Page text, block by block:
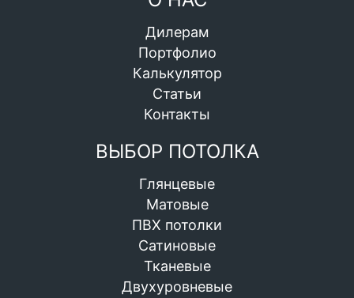
Дилерам
Портфолио
Калькулятор
Статьи
Контакты
ВЫБОР ПОТОЛКА
Глянцевые
Матовые
ПВХ потолки
Сатиновые
Тканевые
Двухуровневые